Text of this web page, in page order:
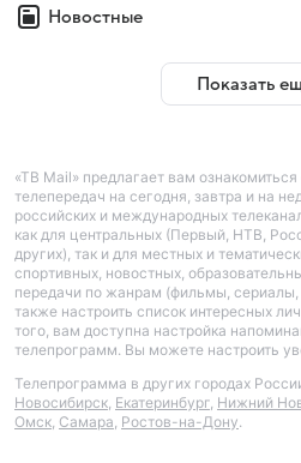
Новостные
Показать
«ТВ Mail» предлагает вам
телепередач на сегодня, завтра и на
российских и международных
как для центральных (Первый, НТВ,
других), так и для местных и
спортивных, новостных,
передачи по жанрам (фильмы, сериалы,
также настроить список интересных
того, вам доступна настройка
телепрограмм. Вы можете настроить
Телепрограмма в других городах
Новосибирск, Екатеринбург, Нижний
Омск, Самара, Ростов-на-Дону.